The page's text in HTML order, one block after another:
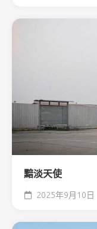
黯淡天使
2025年9月10日